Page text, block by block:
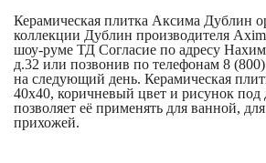
Керамическая плитка Аксима Дублин
коллекции Дублин производителя
шоу-руме ТД Согласие по адресу
д.32 или позвонив по телефонам 8
на следующий день. Керамическая
40x40, коричневый цвет и рисунок под
позволяет её применять для ванной,
прихожей.